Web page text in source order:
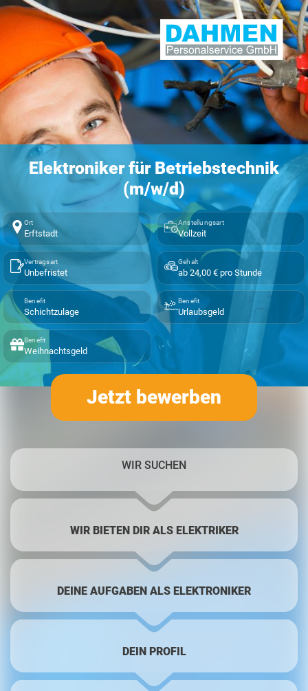
Elektroniker für Betriebstechnik
(m/w/d)
Ort
Erftstadt
Anstellungsart
Vollzeit
Vertragsart
Unbefristet
Gehalt
ab 24,00 € pro Stunde
Benefit
Schichtzulage
Benefit
Urlaubsgeld
Benefit
Weihnachtsgeld
Jetzt bewerben
WIR SUCHEN
WIR BIETEN DIR ALS ELEKTRIKER
DEINE AUFGABEN ALS ELEKTRONIKER
DEIN PROFIL